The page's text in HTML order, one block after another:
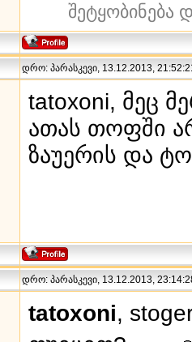
შეტყობინება
დრო: პარასკევი, 13.12.2013,
tatoxoni, მეც
ათას თოფში
ზაუერის და
დრო: პარასკევი, 13.12.2013,
tatoxoni,